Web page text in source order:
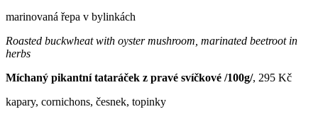
marinovaná řepa v bylinkách
Roasted buckwheat with oyster mushroom, marinated beetroot in
herbs
Míchaný pikantní tataráček z pravé svíčkové /100g/, 295 Kč
kapary, cornichons, česnek, topinky